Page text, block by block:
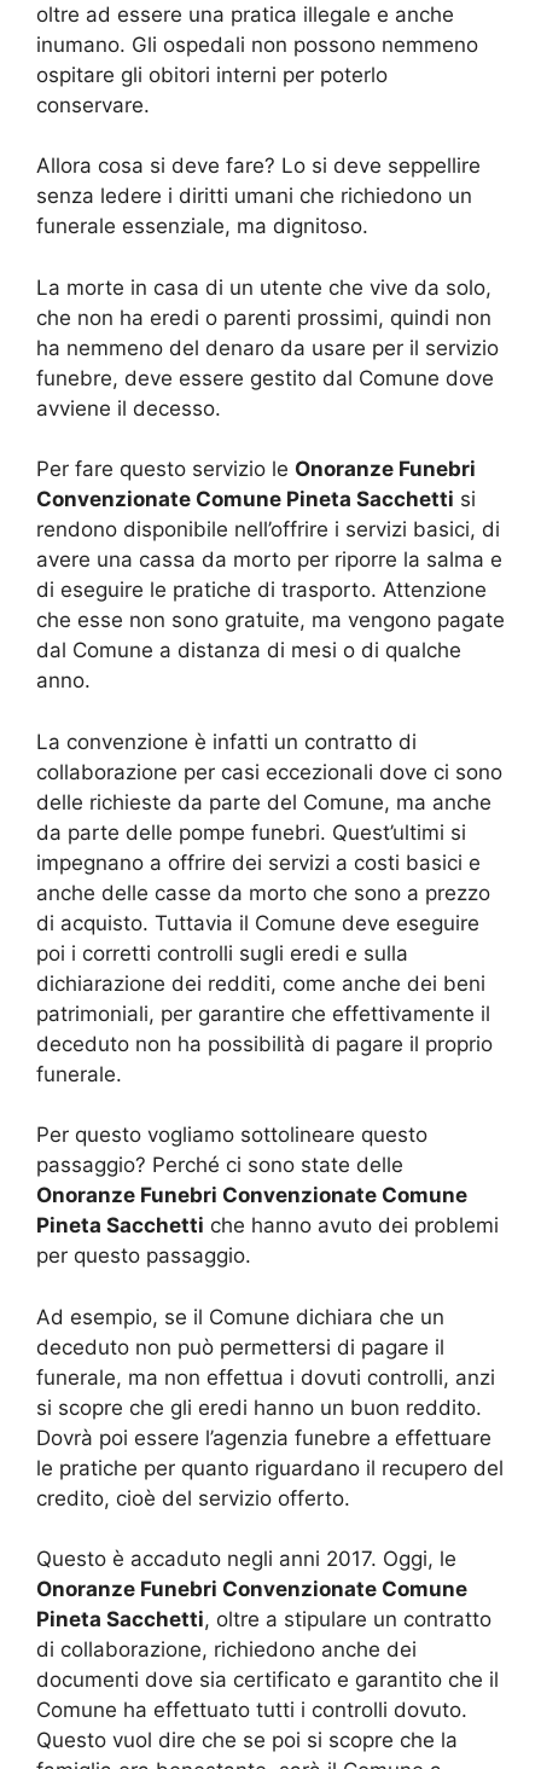
oltre ad essere una pratica illegale e anche
inumano. Gli ospedali non possono nemmeno
ospitare gli obitori interni per poterlo
conservare.
Allora cosa si deve fare? Lo si deve seppellire
senza ledere i diritti umani che richiedono un
funerale essenziale, ma dignitoso.
La morte in casa di un utente che vive da solo,
che non ha eredi o parenti prossimi, quindi non
ha nemmeno del denaro da usare per il servizio
funebre, deve essere gestito dal Comune dove
avviene il decesso.
Per fare questo servizio le Onoranze Funebri
Convenzionate Comune Pineta Sacchetti si
rendono disponibile nell’offrire i servizi basici, di
avere una cassa da morto per riporre la salma e
di eseguire le pratiche di trasporto. Attenzione
che esse non sono gratuite, ma vengono pagate
dal Comune a distanza di mesi o di qualche
anno.
La convenzione è infatti un contratto di
collaborazione per casi eccezionali dove ci sono
delle richieste da parte del Comune, ma anche
da parte delle pompe funebri. Quest’ultimi si
impegnano a offrire dei servizi a costi basici e
anche delle casse da morto che sono a prezzo
di acquisto. Tuttavia il Comune deve eseguire
poi i corretti controlli sugli eredi e sulla
dichiarazione dei redditi, come anche dei beni
patrimoniali, per garantire che effettivamente il
deceduto non ha possibilità di pagare il proprio
funerale.
Per questo vogliamo sottolineare questo
passaggio? Perché ci sono state delle
Onoranze Funebri Convenzionate Comune
Pineta Sacchetti che hanno avuto dei problemi
per questo passaggio.
Ad esempio, se il Comune dichiara che un
deceduto non può permettersi di pagare il
funerale, ma non effettua i dovuti controlli, anzi
si scopre che gli eredi hanno un buon reddito.
Dovrà poi essere l’agenzia funebre a effettuare
le pratiche per quanto riguardano il recupero del
credito, cioè del servizio offerto.
Questo è accaduto negli anni 2017. Oggi, le
Onoranze Funebri Convenzionate Comune
Pineta Sacchetti, oltre a stipulare un contratto
di collaborazione, richiedono anche dei
documenti dove sia certificato e garantito che il
Comune ha effettuato tutti i controlli dovuto.
Questo vuol dire che se poi si scopre che la